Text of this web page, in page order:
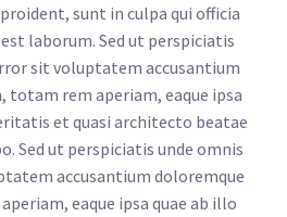
sunt in culpa qui officia
laborum. Sed ut perspiciatis
sit voluptatem accusantium
totam rem aperiam, eaque ipsa
et quasi architecto beatae
Sed ut perspiciatis unde omnis
accusantium doloremque
eaque ipsa quae ab illo